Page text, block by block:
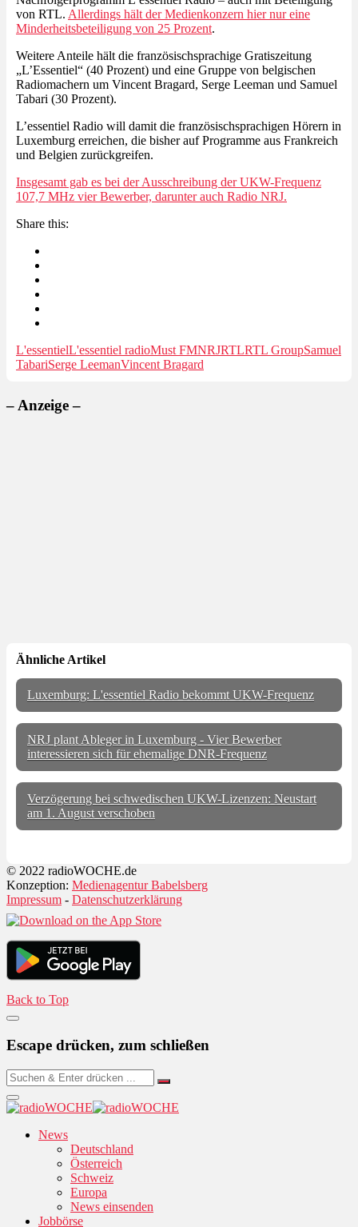
von RTL. Allerdings hält der Medienkonzern hier nur eine
Minderheitsbeteiligung von 25 Prozent.
Weitere Anteile hält die französischsprachige Gratiszeitung
„L’Essentiel“ (40 Prozent) und eine Gruppe von belgischen
Radiomachern um Vincent Bragard, Serge Leeman und Samuel
Tabari (30 Prozent).
L’essentiel Radio will damit die französischsprachigen Hörern in
Luxemburg erreichen, die bisher auf Programme aus Frankreich
und Belgien zurückgreifen.
Insgesamt gab es bei der Ausschreibung der UKW-Frequenz
107,7 MHz vier Bewerber, darunter auch Radio NRJ.
Share this:
L'essentielL'essentiel radioMust FMNRJRTLRTL GroupSamuel
TabariSerge LeemanVincent Bragard
– Anzeige –
Ähnliche Artikel
Luxemburg: L'essentiel Radio bekommt UKW-Frequenz
NRJ plant Ableger in Luxemburg - Vier Bewerber
interessieren sich für ehemalige DNR-Frequenz
Verzögerung bei schwedischen UKW-Lizenzen: Neustart
am 1. August verschoben
© 2022 radioWOCHE.de
Konzeption: Medienagentur Babelsberg
Impressum - Datenschutzerklärung
Back to Top
Escape drücken, zum schließen
News
Deutschland
Österreich
Schweiz
Europa
News einsenden
Jobbörse